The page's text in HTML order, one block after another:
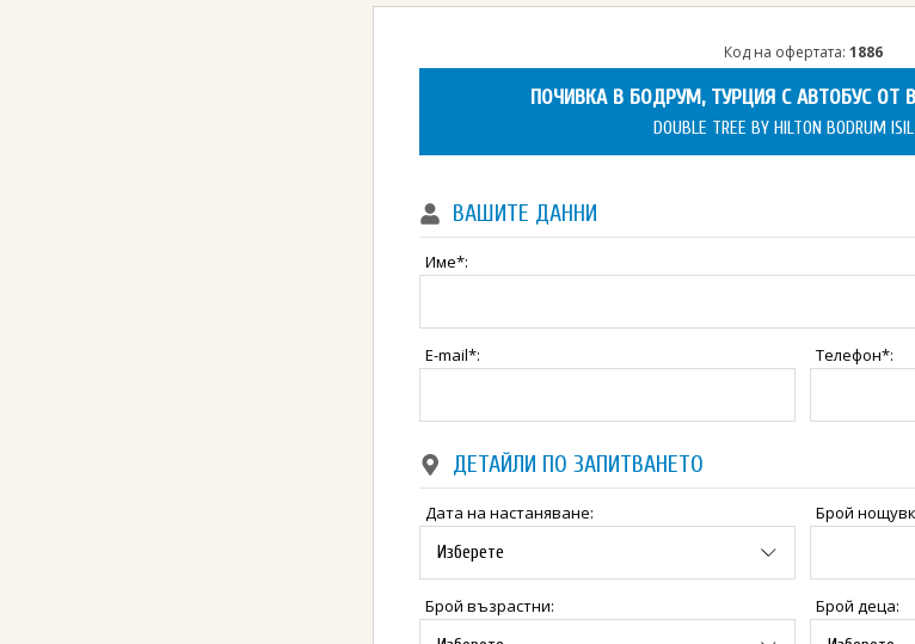
Код на офертата: 1886
ПОЧИВКА В БОДРУМ, ТУРЦИЯ С АВТОБУС ОТ
DOUBLE TREE BY HILTON BODRUM
ВАШИТЕ ДАННИ
Име*:
E-mail*: Телефон*:
ДЕТАЙЛИ ПО ЗАПИТВАНЕТО
Дата на настаняване: Брой
Брой възрастни: Брой деца: